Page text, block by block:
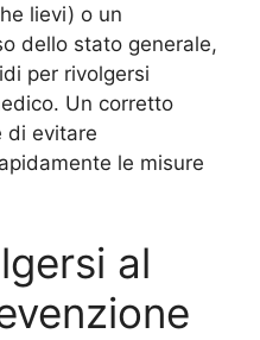
lievi) o un
dello stato generale,
per rivolgersi
Un corretto
di evitare
le misure
al